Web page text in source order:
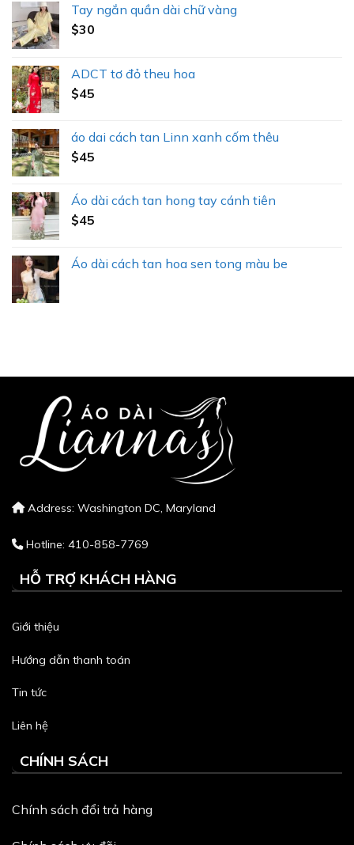
Tay ngắn quần dài chữ vàng
$30
ADCT tơ đỏ theu hoa
$45
áo dai cách tan Linn xanh cốm thêu
$45
Áo dài cách tan hong tay cánh tiên
$45
Áo dài cách tan hoa sen tong màu be
Address: Washington DC, Maryland
Hotline: 410-858-7769
HỖ TRỢ KHÁCH HÀNG
Giới thiệu
Hướng dẫn thanh toán
Tin tức
Liên hệ
CHÍNH SÁCH
Chính sách đổi trả hàng